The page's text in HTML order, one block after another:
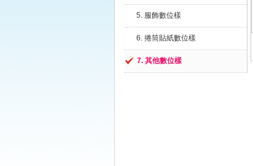
5. 服飾數位樣
6. 捲筒貼紙數位樣
7. 其他數位樣